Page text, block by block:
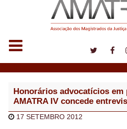
Honorários advocatícios
AMATRA IV concede
17 SETEMBRO 2012